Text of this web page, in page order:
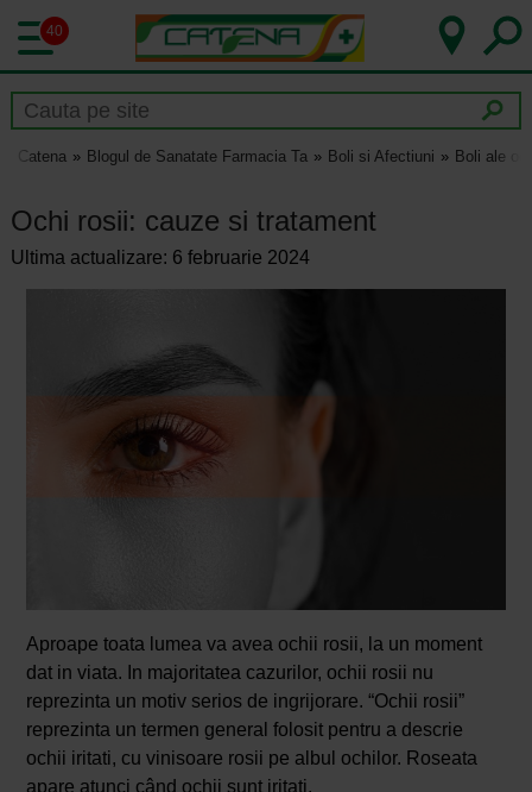
40
Catena Blogul de Sanatate Farmacia Ta Boli si Afectiuni Boli ale
Ochi rosii: cauze si tratament
Ultima actualizare: 6 februarie 2024
Aproape toata lumea va avea ochii rosii, la un moment
dat in viata. In majoritatea cazurilor, ochii rosii nu
reprezinta un motiv serios de ingrijorare. “Ochii rosii”
reprezinta un termen general folosit pentru a descrie
ochii iritati, cu vinisoare rosii pe albul ochilor. Roseata
apare atunci când ochii sunt iritați.